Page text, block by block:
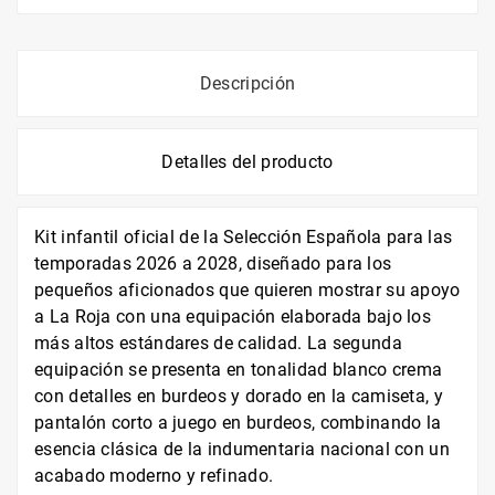
Descripción
Detalles del producto
Kit infantil oficial de la Selección Española para las
temporadas 2026 a 2028, diseñado para los
pequeños aficionados que quieren mostrar su apoyo
a La Roja con una equipación elaborada bajo los
más altos estándares de calidad. La segunda
equipación se presenta en tonalidad blanco crema
con detalles en burdeos y dorado en la camiseta, y
pantalón corto a juego en burdeos, combinando la
esencia clásica de la indumentaria nacional con un
acabado moderno y refinado.